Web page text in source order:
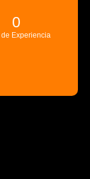
Experiencia
0